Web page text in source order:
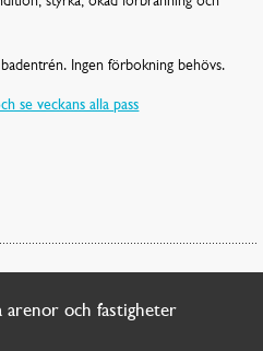
Ingen förbokning behövs.
se veckans alla pass
arenor och fastigheter